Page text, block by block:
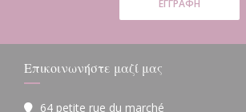
ΕΓΓΡΑΦΉ
Επικοινωνήστε μαζί μας
64 petite rue du marché